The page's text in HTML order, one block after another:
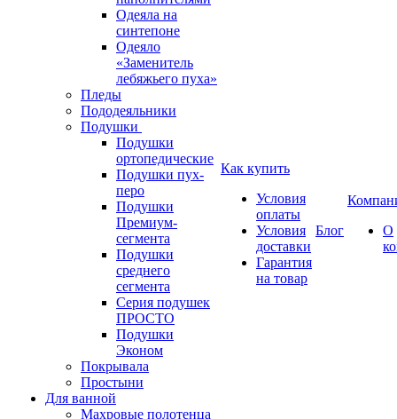
Одеяла на
синтепоне
Одеяло
«Заменитель
лебяжьего пуха»
Пледы
Пододеяльники
Подушки
Подушки
ортопедические
Подушки пух-
перо
Подушки
Премиум-
сегмента
Подушки
среднего
сегмента
Серия подушек
ПРОСТО
Подушки
Эконом
Покрывала
Простыни
Для ванной
Махровые полотенца
Как купить
Условия
оплаты
Условия
доставки
Гарантия
на товар
Блог
О